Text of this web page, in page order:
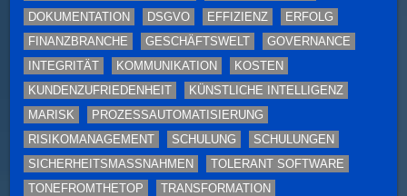
DOKUMENTATION
DSGVO EFFIZIENZ
ERFOLG
FINANZBRANCHE
GESCHÄFTSWELT
GOVERNANCE
INTEGRITÄT
KOMMUNIKATION
KOSTEN
KUNDENZUFRIEDENHEIT
KÜNSTLICHE INTELLIGENZ
MARISK
PROZESSAUTOMATISIERUNG
RISIKOMANAGEMENT
SCHULUNG
SCHULUNGEN
SICHERHEITSMASSNAHMEN
TOLERANT SOFTWARE
TONEFROMTHETOP
TRANSFORMATION